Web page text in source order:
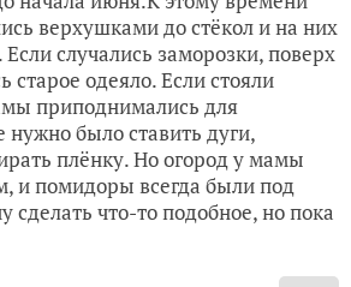
верхушками до стёкол и на них
случались заморозки, поверх
старое одеяло. Если стояли
приподнимались для
было ставить дуги,
плёнку. Но огород у мамы
и помидоры всегда были под
сделать что-то подобное, но пока